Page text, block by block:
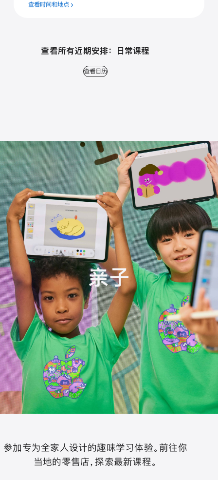
查看时间和地点
查看所有近期安排： 日常课程
查看日历
亲子
参加专为全家人设计的趣味学习体验。前往你
当地的零售店，探索最新课程。